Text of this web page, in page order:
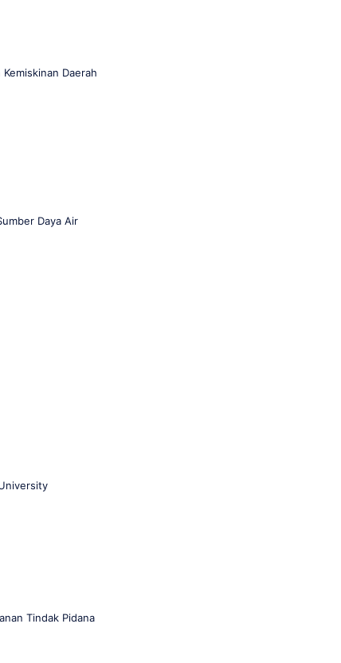
Daerah
Daya Air
Tindak Pidana